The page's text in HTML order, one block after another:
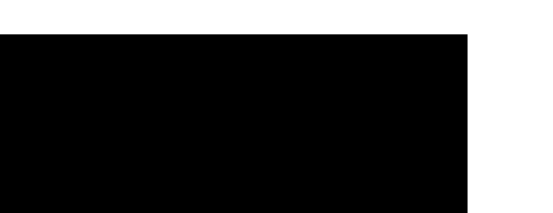
ティング アフターメンテナンス
屋 ショールーム大阪